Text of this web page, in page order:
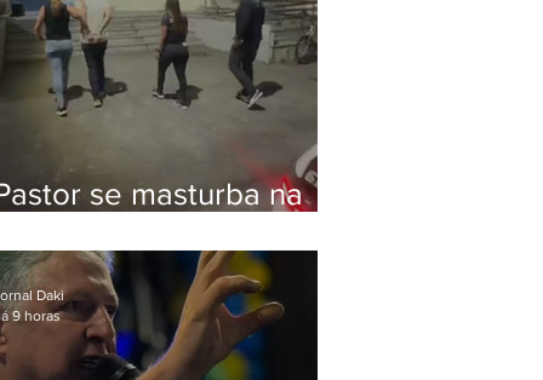
se masturba na
na Zona Oeste
Daki
9 horas